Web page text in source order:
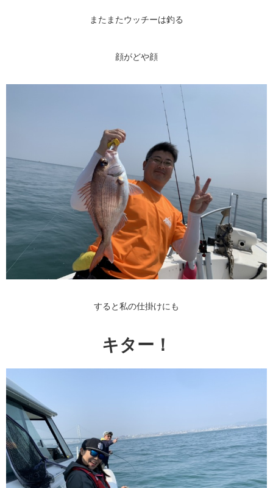
またまたウッチーは釣る
顔がどや顔
すると私の仕掛けにも
キター！